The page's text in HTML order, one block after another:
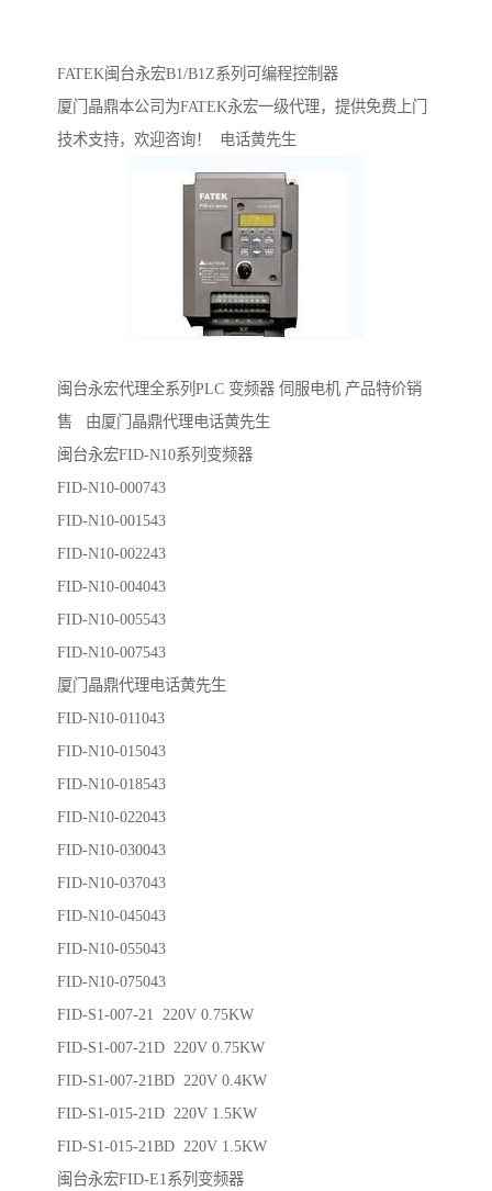
FATEK闽台永宏B1/B1Z系列可编程控制器
厦门晶鼎本公司为FATEK永宏一级代理，提供免费上门
技术支持，欢迎咨询！ 电话黄先生
闽台永宏代理全系列PLC 变频器 伺服电机 产品特价销
售 由厦门晶鼎代理电话黄先生
闽台永宏FID-N10系列变频器
FID-N10-000743
FID-N10-001543
FID-N10-002243
FID-N10-004043
FID-N10-005543
FID-N10-007543
厦门晶鼎代理电话黄先生
FID-N10-011043
FID-N10-015043
FID-N10-018543
FID-N10-022043
FID-N10-030043
FID-N10-037043
FID-N10-045043
FID-N10-055043
FID-N10-075043
FID-S1-007-21 220V 0.75KW
FID-S1-007-21D 220V 0.75KW
FID-S1-007-21BD 220V 0.4KW
FID-S1-015-21D 220V 1.5KW
FID-S1-015-21BD 220V 1.5KW
闽台永宏FID-E1系列变频器